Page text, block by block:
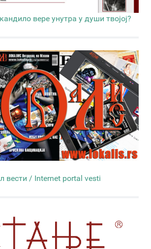
вере унутра у души твојој?
вести / Internet portal vesti